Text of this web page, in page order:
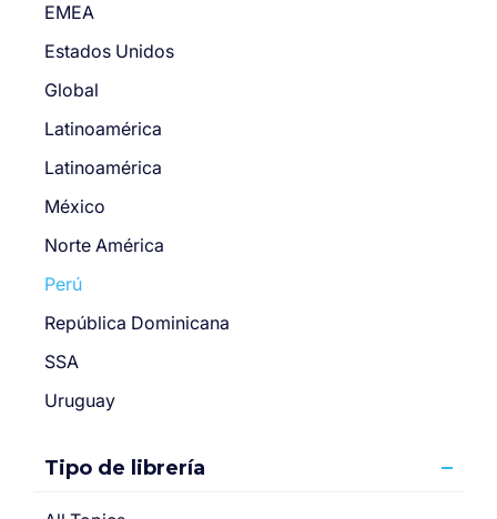
EMEA
Estados Unidos
Global
Latinoamérica
Latinoamérica
México
Norte América
Perú
República Dominicana
SSA
Uruguay
Tipo de librería